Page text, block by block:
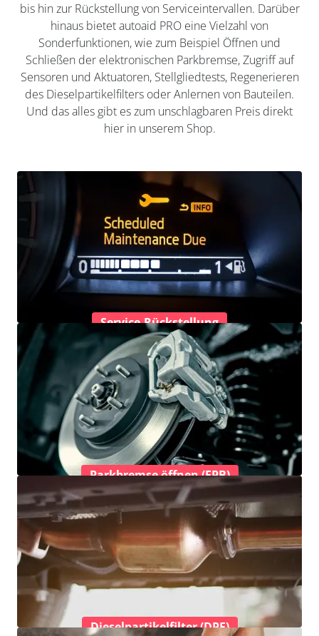
bis hin zur Rückstellung von Serviceintervallen. Darüber
hinaus bietet autoaid PRO eine Vielzahl von
Sonderfunktionen, wie zum Beispiel Öffnen und
Schließen der elektronischen Parkbremse, Zugriff auf
Sensoren und Aktuatoren, Stellgliedtests, Regenerieren
des Dieselpartikelfilters oder Anlernen von Bauteilen.
Und das alles gibt es zum unschlagbaren Preis direkt
hier in unserem Shop.
Service-Rückstellung
Parkbremse öffnen (EPB)
Dieselpartikelfilter (DPF)